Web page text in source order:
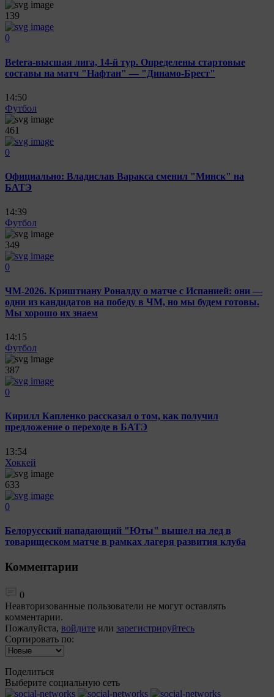
139
0
Betera-высшая лига, 14-й тур. Определены стартовые
составы на матч "Нафтан" — "Динамо-Брест"
14:50
Футбол
461
0
Официально: Владислав Варакса сменил "Минск" на
БАТЭ
14:39
Футбол
349
0
ЧМ-2026. Криштиану Роналду о матче с Испанией: они —
одни из кандидатов на победу в ЧМ, но мы будем готовы.
Мы хорошо их знаем
14:15
Футбол
387
0
Кирилл Капленко рассказал о том, как получил
предложение о переходе в БАТЭ
13:54
Хоккей
633
0
Белорусский нападающий "Юты" вышел на лед в
товарищеском матче в рамках лагеря развития клуба
Комментарии
0
Неавторизованные пользователи не могут оставлять
комментарии.
Пожалуйста, войдите или зарегистрируйтесь
Сортировать по:
Поделиться
Выберите социальную сеть